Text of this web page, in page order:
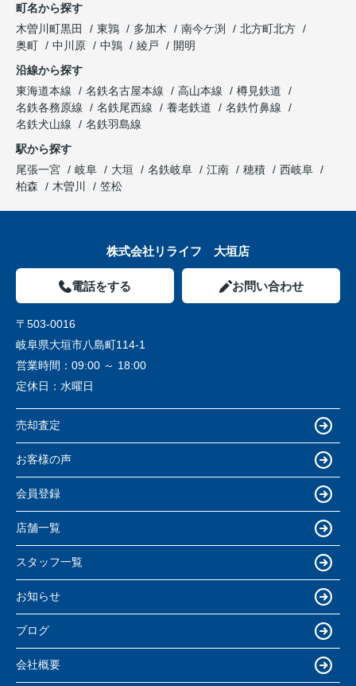
町名から探す
木曽川町黒田
東鶉 多加木 南今ケ渕
北方町北方
奥町
中川原 中鶉 綾戸
開明
沿線から探す
東海道本線
名鉄名古屋本線 高山本線
樽見鉄道
名鉄各務原線
名鉄尾西線 養老鉄道
名鉄竹鼻線
名鉄犬山線
名鉄羽島線
駅から探す
尾張一宮
岐阜 大垣 名鉄岐阜 江南 穂積
西岐阜
柏森
木曽川 笠松
株式会社リライフ 大垣店
電話をする お問い合わせ
〒503-0016
岐阜県大垣市八島町114-1
営業時間： 09:00 ～ 18:00
定休日： 水曜日
売却査定
お客様の声
会員登録
店舗一覧
スタッフ一覧
お知らせ
ブログ
会社概要